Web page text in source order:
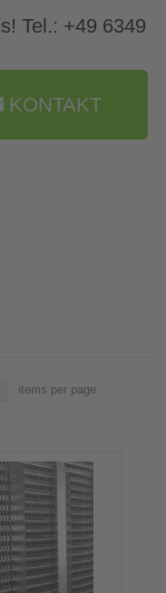
Tel.: +49 6349
KONTAKT
items per page